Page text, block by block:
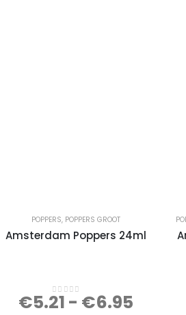
POPPERS, POPPERS GROOT
Amsterdam Poppers 24ml
0out of 5
€5.21 - €6.95